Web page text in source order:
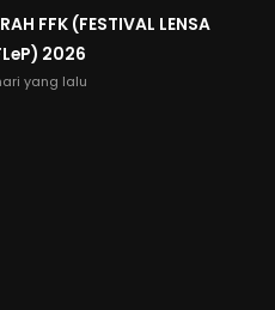
FFK (FESTIVAL LENSA
2026
yang lalu